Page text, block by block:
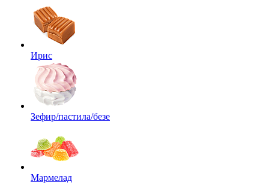
Ирис
Зефир/пастила/безе
Мармелад